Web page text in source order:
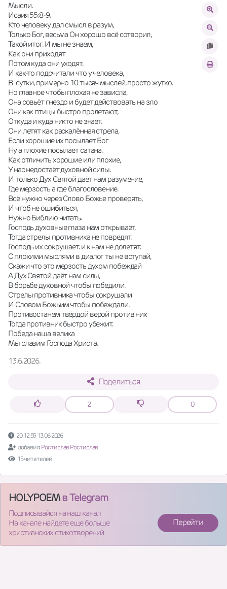
Мысли.
Исаия 55:8-9.
Кто человеку дал смысл в разум,
Только Бог, весьма Он хорошо всё сотворил,
Такой итог. И мы не знаем,
Как они приходят
Потом куда они уходят.
И как-то подсчитали что у человека,
В  сутки, примерно 10 тысяч мыслей, просто жутко.
Но главное чтобы плохая не зависла,
Она совьёт гнездо и будет действовать на зло
Они как птицы быстро пролетают,
Откуда и куда никто не знает.
Они летят как раскалённая стрела,
Если хорошие их посылает Бог
Ну а плохие посылает сатана.
Как отличить хорошие или плохие,
У нас недостаёт духовной силы.
И только Дух Святой даёт нам разумение,
Где мерзость а где благословение.
Всё нужно через Слово Божье проверять,
И чтоб не ошибиться,
Нужно Библию читать.
Господь духовные глаза нам открывает,
Тогда стрелы противника не повредят.
Господь их сокрушает. и к нам не долетят.
С плохими мыслями в диалог ты не вступай,
Скажи что это мерзость духом побеждай
А Дух Святой даёт нам силы,
В борьбе духовной чтобы победили.
Стрелы противника чтобы сокрушали
И Словом Божьим чтобы побеждали.
Противостанем твёрдой верой против них
Тогда противник быстро убежит.
Победа наша велика
Мы славим Господа Христа.
13.6.2026.
Поделиться
2 0
20:12:55 13.06.2026
добавил: Ростислав Ростислав
15 читателей
HOLYPOEMв Telegram
Подписывайся на наш канал
На канале найдете еще больше
христианских стихотворений
Перейти